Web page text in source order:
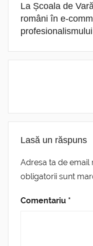
articole
La Școala de
români în e-
profesionalismului
Lasă un răspuns
Adresa ta de email
obligatorii sunt
Comentariu *